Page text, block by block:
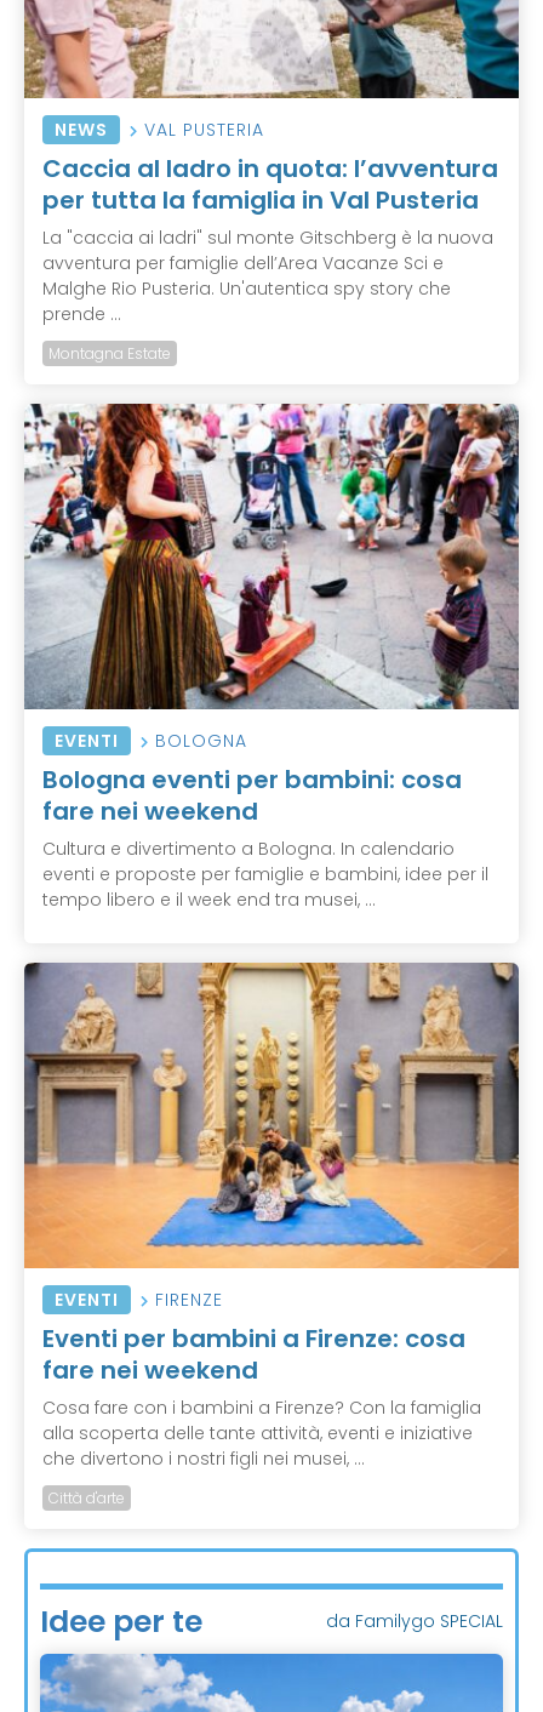
NEWS VAL PUSTERIA
Caccia al ladro in quota: l’avventura
per tutta la famiglia in Val Pusteria
La "caccia ai ladri" sul monte Gitschberg è la nuova
avventura per famiglie dell’Area Vacanze Sci e
Malghe Rio Pusteria. Un'autentica spy story che
prende ...
Montagna Estate
EVENTI BOLOGNA
Bologna eventi per bambini: cosa
fare nei weekend
Cultura e divertimento a Bologna. In calendario
eventi e proposte per famiglie e bambini, idee per il
tempo libero e il week end tra musei, ...
EVENTI FIRENZE
Eventi per bambini a Firenze: cosa
fare nei weekend
Cosa fare con i bambini a Firenze? Con la famiglia
alla scoperta delle tante attività, eventi e iniziative
che divertono i nostri figli nei musei, ...
Città d'arte
Idee per te da Familygo SPECIAL